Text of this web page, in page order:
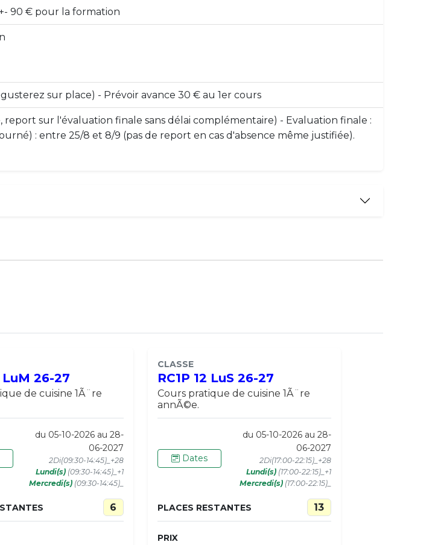
90 € pour la formation
sur place) - Prévoir avance 30 € au 1er cours
sur l'évaluation finale sans délai complémentaire) - Evaluation finale :
: entre 25/8 et 8/9 (pas de report en cas d'absence même justifiée).
LuM 26-27
de cuisine 1Ã¨re
du 05-10-2026 au 28-
06-2027
2Di(09:30-14:45)_+28
Lundi(s)(09:30-14:45)_+1
Mercredi(s)(09:30-14:45)_
6
CLASSE
RC1P 12 LuS 26-27
Cours pratique de cuisine 1Ã¨re
annÃ©e.
Dates
du 05-10-2026 au 28-
06-2027
2Di(17:00-22:15)_+28
Lundi(s)(17:00-22:15)_+1
Mercredi(s)(17:00-22:15)_
PLACES RESTANTES 13
PRIX